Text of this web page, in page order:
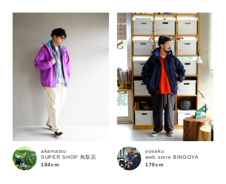
キーワード
性別
akamatsu
SUPER SHOP 鳥取店
184cm
yusaku
web store BINGOYA
170cm